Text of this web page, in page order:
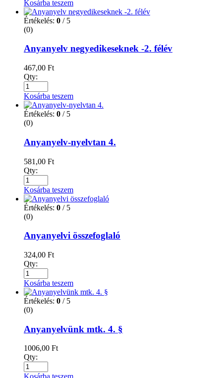
Kosárba teszem
Értékelés: 0 / 5
(0)
Anyanyelv negyedikeseknek -2. félév
467,00 Ft
Qty:
Kosárba teszem
Értékelés: 0 / 5
(0)
Anyanyelv-nyelvtan 4.
581,00 Ft
Qty:
Kosárba teszem
Értékelés: 0 / 5
(0)
Anyanyelvi összefoglaló
324,00 Ft
Qty:
Kosárba teszem
Értékelés: 0 / 5
(0)
Anyanyelvünk mtk. 4. §
1006,00 Ft
Qty: